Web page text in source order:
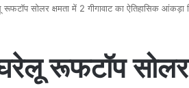
सोलर क्षमता में 2 गीगावाट का ऐतिहासिक आंकड़ा
रूफटॉप सोलर